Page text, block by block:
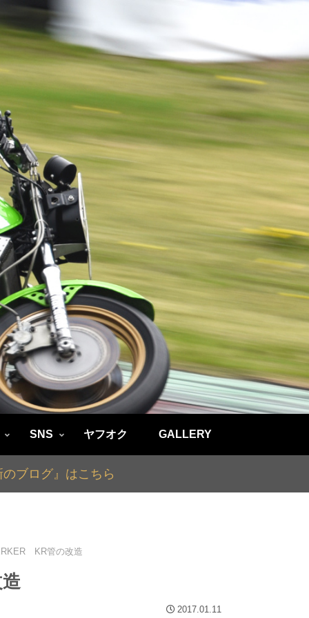
SNS ヤフオク GALLERY
ブログ』はこちら
KR管の改造
2017.01.11